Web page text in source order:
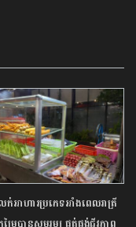
ក់អាហារប្រភេទអាំងពេលរាត្រី